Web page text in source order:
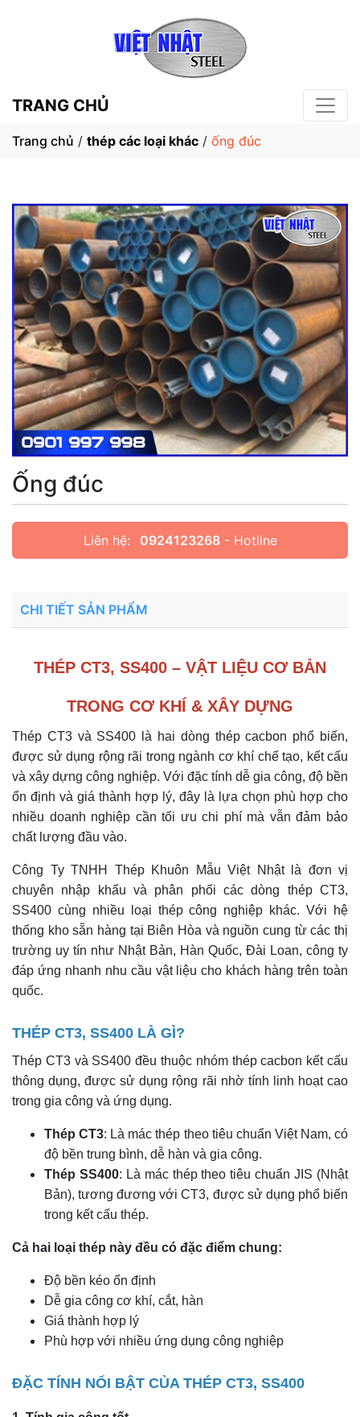
TRANG CHỦ
Trang chủ / thép các loại khác / ống đúc
Ống đúc
Liên hệ: 0924123268- Hotline
CHI TIẾT SẢN PHẨM
THÉP CT3, SS400 – VẬT LIỆU CƠ BẢN
TRONG CƠ KHÍ & XÂY DỰNG
Thép CT3 và SS400 là hai dòng thép cacbon phổ biến,
được sử dụng rộng rãi trong ngành cơ khí chế tạo, kết cấu
và xây dựng công nghiệp. Với đặc tính dễ gia công, độ bền
ổn định và giá thành hợp lý, đây là lựa chọn phù hợp cho
nhiều doanh nghiệp cần tối ưu chi phí mà vẫn đảm bảo
chất lượng đầu vào.
Công Ty TNHH Thép Khuôn Mẫu Việt Nhật là đơn vị
chuyên nhập khẩu và phân phối các dòng thép CT3,
SS400 cùng nhiều loại thép công nghiệp khác. Với hệ
thống kho sẵn hàng tại Biên Hòa và nguồn cung từ các thị
trường uy tín như Nhật Bản, Hàn Quốc, Đài Loan, công ty
đáp ứng nhanh nhu cầu vật liệu cho khách hàng trên toàn
quốc.
THÉP CT3, SS400 LÀ GÌ?
Thép CT3 và SS400 đều thuộc nhóm thép cacbon kết cấu
thông dụng, được sử dụng rộng rãi nhờ tính linh hoạt cao
trong gia công và ứng dụng.
Thép CT3: Là mác thép theo tiêu chuẩn Việt Nam, có
độ bền trung bình, dễ hàn và gia công.
Thép SS400: Là mác thép theo tiêu chuẩn JIS (Nhật
Bản), tương đương với CT3, được sử dụng phổ biến
trong kết cấu thép.
Cả hai loại thép này đều có đặc điểm chung:
Độ bền kéo ổn định
Dễ gia công cơ khí, cắt, hàn
Giá thành hợp lý
Phù hợp với nhiều ứng dụng công nghiệp
ĐẶC TÍNH NỔI BẬT CỦA THÉP CT3, SS400